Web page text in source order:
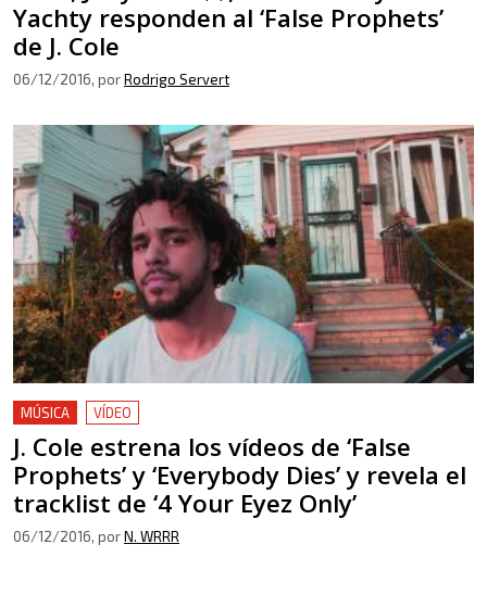
Yachty responden al ‘False Prophets’
de J. Cole
06/12/2016, porRodrigo Servert
MÚSICA VÍDEO
J. Cole estrena los vídeos de ‘False
Prophets’ y ‘Everybody Dies’ y revela el
tracklist de ‘4 Your Eyez Only’
06/12/2016, porN. WRRR